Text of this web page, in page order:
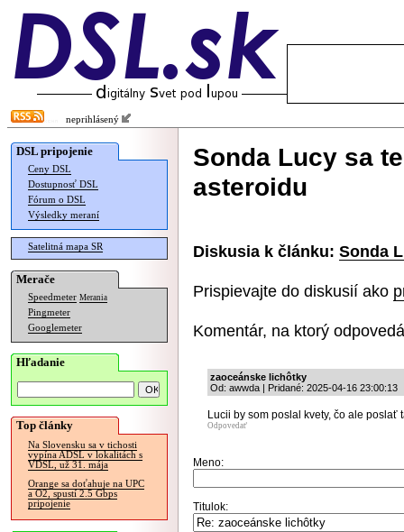
neprihlásený
DSL pripojenie
Ceny DSL
Dostupnosť DSL
Fórum o DSL
Výsledky meraní
Satelitná mapa SR
Merače
Speedmeter Merania
Pingmeter
Googlemeter
Hľadanie
Top články
Na Slovensku sa v tichosti
vypína ADSL v lokalitách s
VDSL, už 31. mája
Orange sa doťahuje na UPC
a O2, spustí 2.5 Gbps
pripojenie
Sonda Lucy sa
asteroidu
Diskusia k článku: Sonda
Prispievajte do diskusií ako
Komentár, na ktorý
zaoceánske lichôtky
Od: awwda | Pridané: 2025-04-16 23:00:13
Lucii by som poslal kvety, čo ale poslať
Odpovedať
Meno:
Titulok: